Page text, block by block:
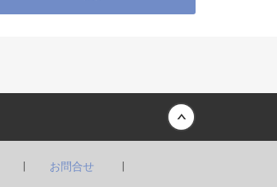
お問合せ